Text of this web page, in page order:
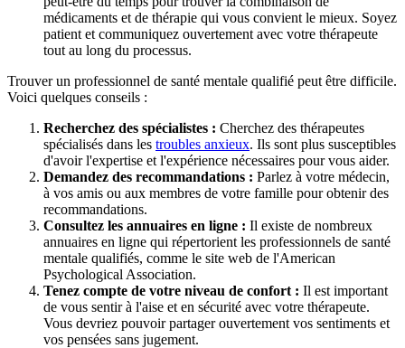
médicaments et de thérapie qui vous convient le mieux. Soyez
patient et communiquez ouvertement avec votre thérapeute
tout au long du processus.
Trouver un professionnel de santé mentale qualifié peut être difficile.
Voici quelques conseils :
Recherchez des spécialistes : Cherchez des thérapeutes
spécialisés dans les troubles anxieux. Ils sont plus susceptibles
d'avoir l'expertise et l'expérience nécessaires pour vous aider.
Demandez des recommandations : Parlez à votre médecin,
à vos amis ou aux membres de votre famille pour obtenir des
recommandations.
Consultez les annuaires en ligne : Il existe de nombreux
annuaires en ligne qui répertorient les professionnels de santé
mentale qualifiés, comme le site web de l'American
Psychological Association.
Tenez compte de votre niveau de confort : Il est important
de vous sentir à l'aise et en sécurité avec votre thérapeute.
Vous devriez pouvoir partager ouvertement vos sentiments et
vos pensées sans jugement.